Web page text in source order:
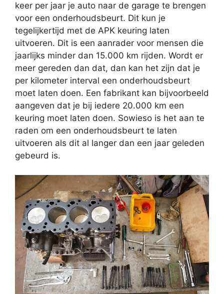
keer per jaar je auto naar de garage te brengen
voor een onderhoudsbeurt. Dit kun je
tegelijkertijd met de APK keuring laten
uitvoeren. Dit is een aanrader voor mensen die
jaarlijks minder dan 15.000 km rijden. Wordt er
meer gereden dan dat, dan kan het zijn dat je
per kilometer interval een onderhoudsbeurt
moet laten doen. Een fabrikant kan bijvoorbeeld
aangeven dat je bij iedere 20.000 km een
keuring moet laten doen. Sowieso is het aan te
raden om een onderhoudsbeurt te laten
uitvoeren als dit al langer dan een jaar geleden
gebeurd is.